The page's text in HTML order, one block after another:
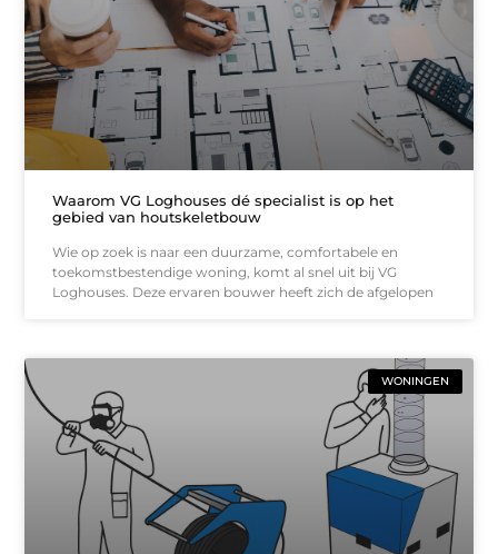
Waarom VG Loghouses dé specialist is op het
gebied van houtskeletbouw
Wie op zoek is naar een duurzame, comfortabele en
toekomstbestendige woning, komt al snel uit bij VG
Loghouses. Deze ervaren bouwer heeft zich de afgelopen
WONINGEN